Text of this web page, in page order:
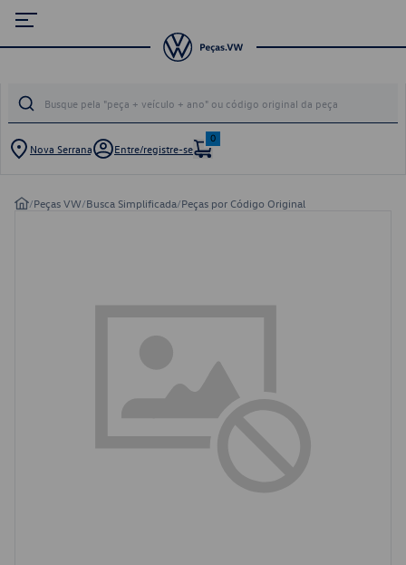
Nova Serrana Entre/registre-se
0
/Peças VW/Busca Simplificada/Peças por Código Original